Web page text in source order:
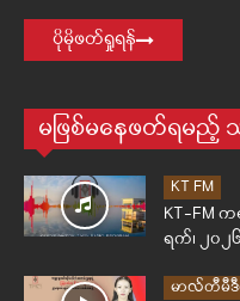
ပိုမိုဖတ်ရှုရန်
မဖြစ်မနေဖတ်ရမည့် သ
KT FM
KT-FM
ရက်၊ ၂၀၂
မာလ်တီမီ